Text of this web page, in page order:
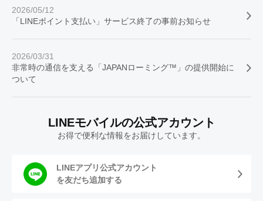
2026/05/12
「LINEポイント支払い」サービス終了の事前お知らせ
2026/03/31
非常時の通信を支える「JAPANローミング™」の提供開始に
ついて
LINEモバイルの公式アカウント
お得で便利な情報をお届けしています。
LINEアプリ公式アカウント
を友だち追加する